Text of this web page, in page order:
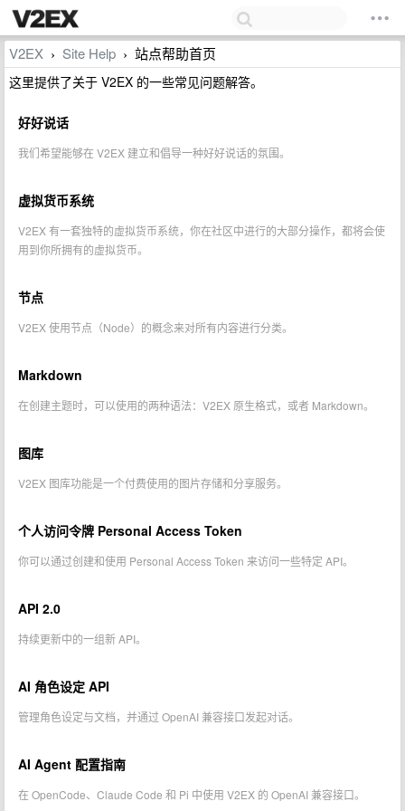
V2EX › Site Help › 站点帮助首页
这里提供了关于 V2EX 的一些常见问题解答。
好好说话
我们希望能够在 V2EX 建立和倡导一种好好说话的氛围。
虚拟货币系统
V2EX 有一套独特的虚拟货币系统，你在社区中进行的大部分操作，都将会使
用到你所拥有的虚拟货币。
节点
V2EX 使用节点（Node）的概念来对所有内容进行分类。
Markdown
在创建主题时，可以使用的两种语法：V2EX 原生格式，或者 Markdown。
图库
V2EX 图库功能是一个付费使用的图片存储和分享服务。
个人访问令牌 Personal Access Token
你可以通过创建和使用 Personal Access Token 来访问一些特定 API。
API 2.0
持续更新中的一组新 API。
AI 角色设定 API
管理角色设定与文档，并通过 OpenAI 兼容接口发起对话。
AI Agent 配置指南
在 OpenCode、Claude Code 和 Pi 中使用 V2EX 的 OpenAI 兼容接口。